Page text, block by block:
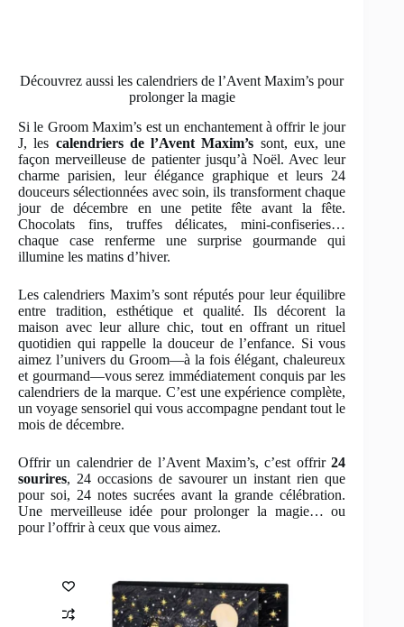
dans cette logique : c’est un petit objet que l’on garde,
que l’on expose et qui raconte une histoire.
Découvrez aussi les calendriers de l’Avent Maxim’s pour
prolonger la magie
Si le Groom Maxim’s est un enchantement à offrir le jour
J, les calendriers de l’Avent Maxim’s sont, eux, une
façon merveilleuse de patienter jusqu’à Noël. Avec leur
charme parisien, leur élégance graphique et leurs 24
douceurs sélectionnées avec soin, ils transforment chaque
jour de décembre en une petite fête avant la fête.
Chocolats fins, truffes délicates, mini-confiseries…
chaque case renferme une surprise gourmande qui
illumine les matins d’hiver.
Les calendriers Maxim’s sont réputés pour leur équilibre
entre tradition, esthétique et qualité. Ils décorent la
maison avec leur allure chic, tout en offrant un rituel
quotidien qui rappelle la douceur de l’enfance. Si vous
aimez l’univers du Groom—à la fois élégant, chaleureux
et gourmand—vous serez immédiatement conquis par les
calendriers de la marque. C’est une expérience complète,
un voyage sensoriel qui vous accompagne pendant tout le
mois de décembre.
Offrir un calendrier de l’Avent Maxim’s, c’est offrir24
sourires, 24 occasions de savourer un instant rien que
pour soi, 24 notes sucrées avant la grande célébration.
Une merveilleuse idée pour prolonger la magie… ou
pour l’offrir à ceux que vous aimez.